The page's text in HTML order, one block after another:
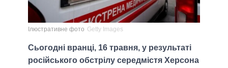
Ілюстративне фото Getty Images
Сьогодні вранці, 16 травня, у результаті
російського обстрілу середмістя Херсона